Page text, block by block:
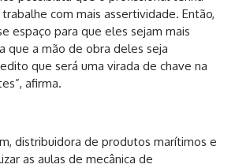
com mais assertividade. Então,
espaço para que eles sejam mais
que a mão de obra deles seja
que será uma virada de chave na
afirma.
distribuidora de produtos marítimos e
as aulas de mecânica de